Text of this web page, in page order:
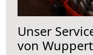
Unser
von